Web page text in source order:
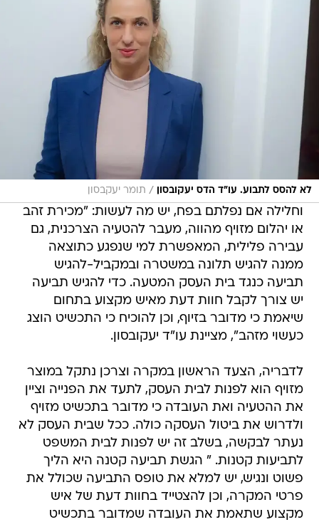
לא להסס לתבוע. עו"ד הדס יעקובסון / תומר יעקבסון
וחלילה אם נפלתם בפח, יש מה לעשות: "מכירת זהב
או יהלום מזויף מהווה, מעבר להטעיה הצרכנית, גם
עבירה פלילית, המאפשרת למי שנפגע כתוצאה
ממנה להגיש תלונה במשטרה ובמקביל-להגיש
תביעה כנגד בית העסק המטעה. כדי להגיש תביעה
יש צורך לקבל חוות דעת מאיש מקצוע בתחום
שיאמת כי מדובר בזיוף, וכן להוכיח כי התכשיט הוצג
כעשוי מזהב", מציינת עו"ד יעקובסון.
לדבריה, הצעד הראשון במקרה וצרכן נתקל במוצר
מזויף הוא לפנות לבית העסק, לתעד את הפנייה וציין
את ההטעיה ואת העובדה כי מדובר בתכשיט מזויף
ולדרוש את ביטול העסקה כולה. ככל שבית העסק לא
נעתר לבקשה, בשלב זה יש לפנות לבית המשפט
לתביעות קטנות. " הגשת תביעה קטנה היא הליך
פשוט ונגיש, יש למלא את טופס התביעה שכולל את
פרטי המקרה, וכן להצטייד בחוות דעת של איש
מקצוע שתאמת את העובדה שמדובר בתכשיט